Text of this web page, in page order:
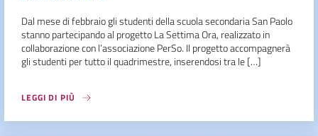
Dal mese di febbraio gli studenti della scuola secondaria San Paolo
stanno partecipando al progetto La Settima Ora, realizzato in
collaborazione con l’associazione PerSo. Il progetto accompagnerà
gli studenti per tutto il quadrimestre, inserendosi tra le […]
LEGGI DI PIÙ